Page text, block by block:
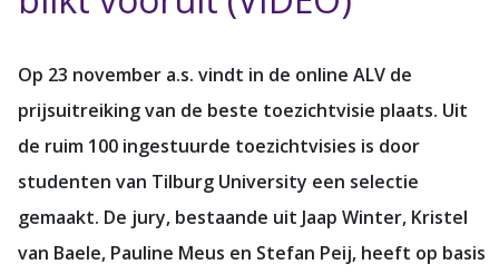
Op 23 november a.s. vindt in de online ALV de
prijsuitreiking van de beste toezichtvisie plaats. Uit
de ruim 100 ingestuurde toezichtvisies is door
studenten van Tilburg University een selectie
gemaakt. De jury, bestaande uit Jaap Winter, Kristel
van Baele, Pauline Meus en Stefan Peij, heeft op basis